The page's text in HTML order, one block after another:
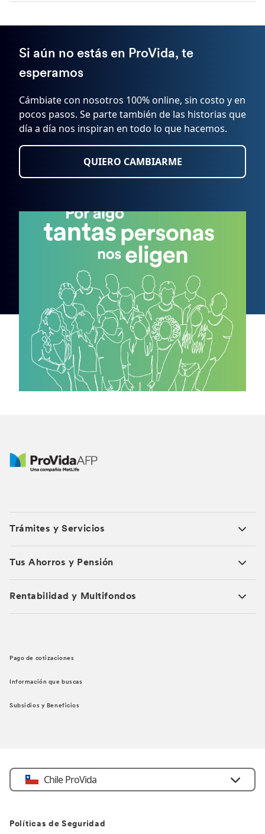
Si aún no estás en ProVida, te
esperamos
Cámbiate con nosotros 100% online, sin costo y en
pocos pasos. Se parte también de las historias que
día a día nos inspiran en todo lo que hacemos.
QUIERO CAMBIARME
Trámites y Servicios
Tus Ahorros y Pensión
Rentabilidad y Multifondos
Pago de cotizaciones
Información que buscas
Subsidios y Beneficios
Chile ProVida
Políticas de Seguridad